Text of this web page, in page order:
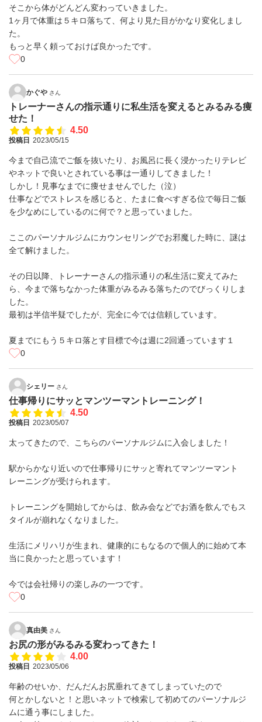
そこから体がどんどん変わっていきました。
1ヶ月で体重は５キロ落ちて、何より見た目がかなり変化しまし
た。
もっと早く頼っておけば良かったです。
0
かぐや さん
トレーナーさんの指示通りに私生活を変えるとみるみる痩
せた！
4.50
投稿日 2023/05/15
今まで自己流でご飯を抜いたり、お風呂に長く浸かったりテレビ
やネットで良いとされている事は一通りしてきました！
しかし！見事なまでに痩せませんでした（泣）
仕事などでストレスを感じると、たまに食べすぎる位で毎日ご飯
を少なめにしているのに何で？と思っていました。
ここのパーソナルジムにカウンセリングでお邪魔した時に、謎は
全て解けました。
その日以降、トレーナーさんの指示通りの私生活に変えてみた
ら、今まで落ちなかった体重がみるみる落ちたのでびっくりしま
した。
最初は半信半疑でしたが、完全に今では信頼しています。
夏までにもう５キロ落とす目標で今は週に2回通っています１
0
シェリー さん
仕事帰りにサッとマンツーマントレーニング！
4.50
投稿日 2023/05/07
太ってきたので、こちらのパーソナルジムに入会しました！
駅からかなり近いので仕事帰りにサッと寄れてマンツーマント
レーニングが受けられます。
トレーニングを開始してからは、飲み会などでお酒を飲んでもス
タイルが崩れなくなりました。
生活にメリハリが生まれ、健康的にもなるので個人的に始めて本
当に良かったと思っています！
今では会社帰りの楽しみの一つです。
0
真由美 さん
お尻の形がみるみる変わってきた！
4.00
投稿日 2023/05/06
年齢のせいか、だんだんお尻垂れてきてしまっていたので
何とかしないと！と思いネットで検索して初めてのパーソナルジ
ムに通う事にしました。